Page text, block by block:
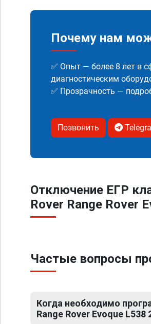
Почему нам
✅ Опыт — более 8 лет в
диагностическим
✅ Прозрачность —
Позвонить
Отключение ЕГР
Rover Range Rover
Частые вопросы
Когда необходимо
Range Rover Evoque L538